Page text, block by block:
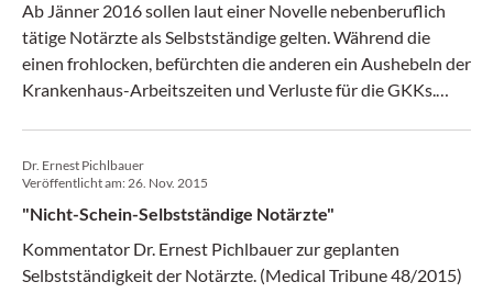
Ab Jänner 2016 sollen laut einer Novelle nebenberuflich
tätige Notärzte als Selbstständige gelten. Während die
einen frohlocken, befürchten die anderen ein Aushebeln der
Krankenhaus-Arbeitszeiten und Verluste für die GKKs.
Dr. Ernest Pichlbauer
Veröffentlicht am:26. Nov. 2015
"Nicht-Schein-Selbst­ständige Notärzte"
Kommentator Dr. Ernest Pichlbauer zur geplanten
Selbstständigkeit der Notärzte. (Medical Tribune 48/2015)